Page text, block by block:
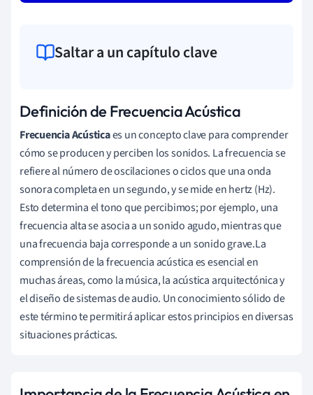
Saltar a un capítulo clave
Definición de Frecuencia Acústica
Frecuencia Acústicaes un concepto clave para comprender
cómo se producen y perciben los sonidos. La frecuencia se
refiere al número de oscilaciones o ciclos que una onda
sonora completa en un segundo, y se mide en hertz (Hz).
Esto determina el tono que percibimos; por ejemplo, una
frecuencia alta se asocia a un sonido agudo, mientras que
una frecuencia baja corresponde a un sonido grave.La
comprensión de la frecuencia acústica es esencial en
muchas áreas, como la música, la acústica arquitectónica y
el diseño de sistemas de audio. Un conocimiento sólido de
este término te permitirá aplicar estos principios en diversas
situaciones prácticas.